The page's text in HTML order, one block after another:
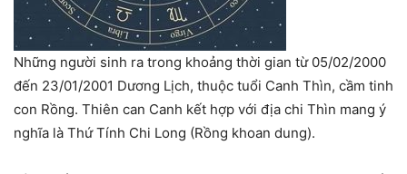
Những người sinh ra trong khoảng thời gian từ 05/02/2000
đến 23/01/2001 Dương Lịch, thuộc tuổi Canh Thìn, cầm tinh
con Rồng. Thiên can Canh kết hợp với địa chi Thìn mang ý
nghĩa là Thứ Tính Chi Long (Rồng khoan dung).